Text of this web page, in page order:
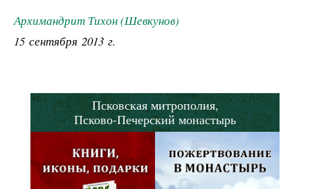
Архимандрит Тихон (Шевкунов)
15 сентября 2013 г.
Псковская митрополия,
Псково-Печерский монастырь